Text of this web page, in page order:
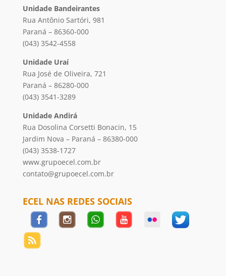
Unidade Bandeirantes
Rua Antônio Sartóri, 981
Paraná – 86360-000
(043) 3542-4558
Unidade Uraí
Rua José de Oliveira, 721
Paraná – 86280-000
(043) 3541-3289
Unidade Andirá
Rua Dosolina Corsetti Bonacin, 15
Jardim Nova – Paraná – 86380-000
(043) 3538-1727
www.grupoecel.com.br
contato@grupoecel.com.br
ECEL NAS REDES SOCIAIS